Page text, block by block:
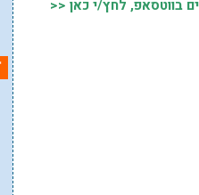
בווטסאפ, לחץ/י כאן <<